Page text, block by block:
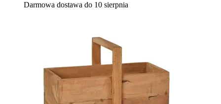
Darmowa dostawa do 10 sierpnia